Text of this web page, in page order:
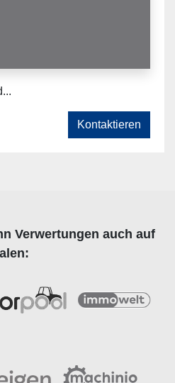
Kontaktieren
Verwertungen auch auf